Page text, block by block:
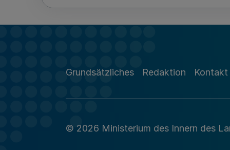
2006/2007
Grundsätzliches Redaktion Kontakt
© 2026 Ministerium des Innern des